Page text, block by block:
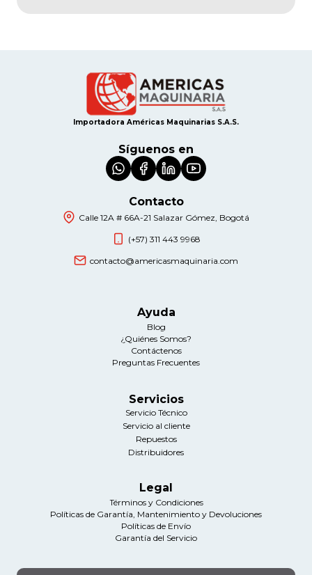
Importadora Américas Maquinarias S.A.S.
Síguenos en
Contacto
Calle 12A # 66A-21 Salazar Gómez, Bogotá
(+57) 311 443 9968
contacto@americasmaquinaria.com
Ayuda
Blog
¿Quiénes Somos?
Contáctenos
Preguntas Frecuentes
Servicios
Servicio Técnico
Servicio al cliente
Repuestos
Distribuidores
Legal
Términos y Condiciones
Políticas de Garantía, Mantenimiento y Devoluciones
Políticas de Envío
Garantía del Servicio